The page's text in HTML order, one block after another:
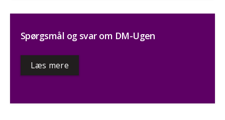
Spørgsmål og svar om DM-Ugen
Læs mere